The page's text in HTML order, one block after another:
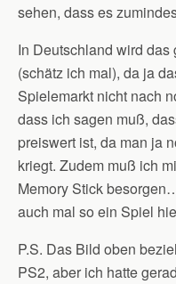
sehen, dass es
In Deutschland wird
(schätz ich mal), da ja
Spielemarkt nicht nach
dass ich sagen muß,
preiswert ist, da man ja
kriegt. Zudem muß ich
Memory Stick
auch mal so ein Spiel
P.S. Das Bild oben
PS2, aber ich hatte